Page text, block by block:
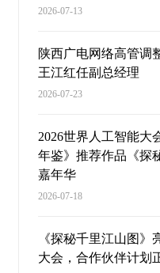
2026-07-13
陕西广电网络高管调
王江红任副总经理
2026-07-23
2026世界人工智能大
年鉴》推荐作品《探
嘉年华
2026-07-18
《探秘千里江山图》
大会，合作伙伴计划